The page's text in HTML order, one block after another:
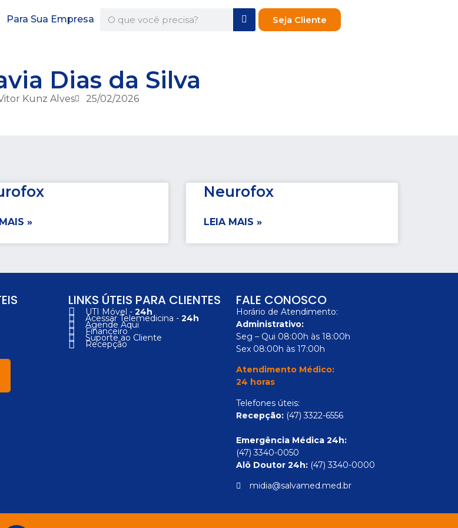
Para Sua Empresa Seja Cliente
Dias da Silva
Kunz Alves 25/02/2026
»
Neurofox
LEIA MAIS »
LINKS ÚTEIS PARA CLIENTES
UTI Móvel - 24h
Acessar Telemedicina - 24h
Agende Aqui
Financeiro
Suporte ao Cliente
Recepção
FALE CONOSCO
Horário de Atendimento:
Administrativo:
Seg – Qui 08:00h às 18:00h
Sex 08:00h às 17:00h
Atendimento Médico:
24 horas
Telefones úteis:
Recepção: (47) 3322-6556
Emergência Médica 24h:
(47) 3340-0050
Alô Doutor 24h: (47) 3340-0000
midia@salvamed.med.br